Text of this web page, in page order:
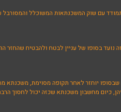
עם שוק המשכנתאות המשוכלל והמסורבל
בסופו של עניין לבטח ולהבטיח שהחזר
יוחזר לאחר תקופה מסוימת,
כיום מחשבון משכנתא שכזה יכול לחסוך